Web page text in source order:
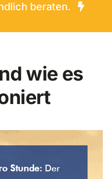
beraten.
wie es
Stunde: Der